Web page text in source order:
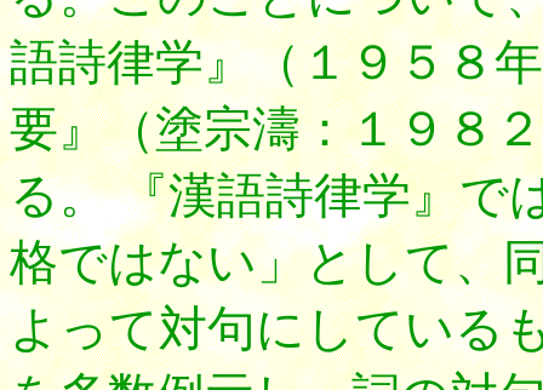
語詩律学』（１９５８
要』（塗宗濤：１９８
る。 『漢語詩律学』で
格ではない」として、
よって対句にしている